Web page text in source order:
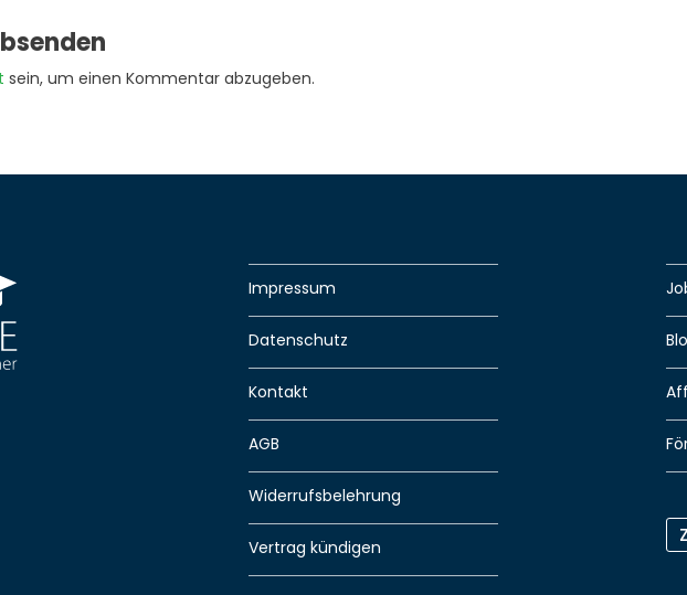
sein, um einen Kommentar abzugeben.
Impressum
Datenschutz
Kontakt
AGB
Widerrufsbelehrung
Vertrag kündigen